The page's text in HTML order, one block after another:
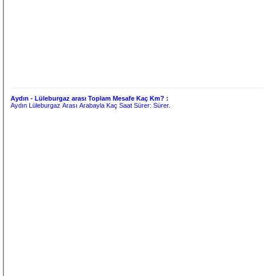
Aydın - Lüleburgaz arası Toplam Mesafe Kaç Km? :
Aydın Lüleburgaz Arası Arabayla Kaç Saat Sürer:Sürer.